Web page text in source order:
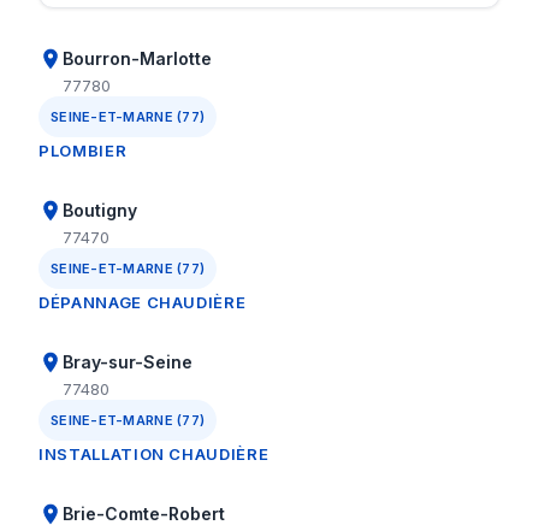
Bourron-Marlotte
77780
SEINE-ET-MARNE (77)
PLOMBIER
Boutigny
77470
SEINE-ET-MARNE (77)
DÉPANNAGE CHAUDIÈRE
Bray-sur-Seine
77480
SEINE-ET-MARNE (77)
INSTALLATION CHAUDIÈRE
Brie-Comte-Robert